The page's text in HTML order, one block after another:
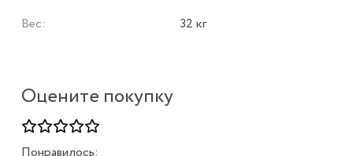
Оцените покупку
Понравилось:
Вес: 32 кг